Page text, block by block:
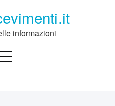
informazioni
Toggle